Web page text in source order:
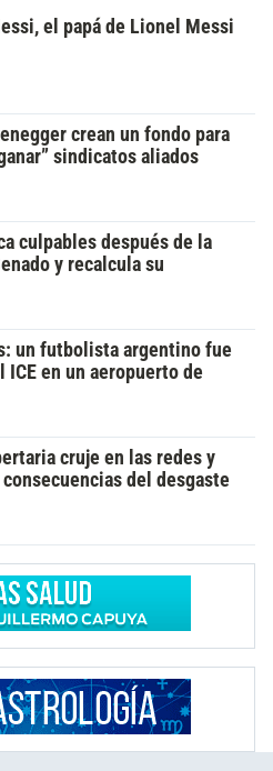
el papá de Lionel Messi
crean un fondo para
sindicatos aliados
culpables después de la
y recalcula su
un futbolista argentino fue
en un aeropuerto de
cruje en las redes y
del desgaste